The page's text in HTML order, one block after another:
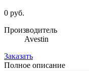
0 руб.
Производитель
Avestin
Заказать
Полное описание